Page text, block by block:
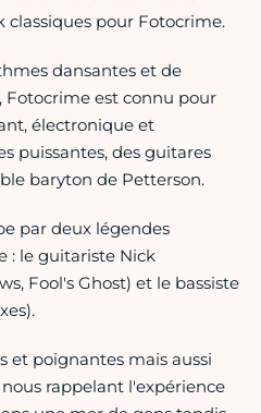
pour Fotocrime.
dansantes et de
Fotocrime est connu pour
électronique et
puissantes, des guitares
baryton de Petterson.
par deux légendes
: le guitariste Nick
Fool's Ghost) et le bassiste
et poignantes mais aussi
rappelant l'expérience